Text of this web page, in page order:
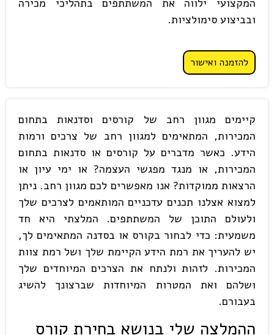
המקצועי ילווה את המשתתפים בתהליכי מכירה
ובביצוע סימולציות.
להזמנה ואישור
קיימים מגוון רחב של קורסים וסדנאות בתחום
המכירות, המתאימים למגוון רחב של צרכים ורמות
הידע. כאשר מדברים על קורסים או סדנאות בתחום
המכירות, או מנגד מפגשי העצמה? או ימי עיון או
הרצאות ממוקדות? אנו מאפשרים לכם מגוון רחב. ניתן
למצוא אצלנו תכנים עדכניים המותאמים לצרכים שלך
ולעולם התוכן של המשתתפים. המלצתי היא חד
משמעית: כדי לבחור בקורס או בסדנה המתאימים לך,
יש להעריך את רמת הידע הקיימת שלך ושל רמת צוות
המכירות. לזהות ולנתח את הצרכים המיוחדים שלך
ושלהם ואת המטרות המיוחדות שברצונך להשיג
בעבורם.
ההמלצה שלי בנושא בחירת קורס